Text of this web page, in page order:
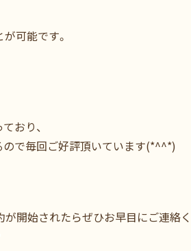
可能です。
おり、
で毎回ご好評頂いています(*^^*)
が開始されたらぜひお早目にご連絡